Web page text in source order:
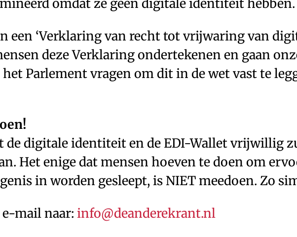
omdat ze geen digitale identiteit hebben.
een ‘Verklaring van recht tot vrijwaring van
deze Verklaring ondertekenen en gaan
Parlement vragen om dit in de wet vast te
de digitale identiteit en de EDI-Wallet vrijwillig
Het enige dat mensen hoeven te doen om
in worden gesleept, is NIET meedoen. Zo
mail naar: info@deanderekrant.nl